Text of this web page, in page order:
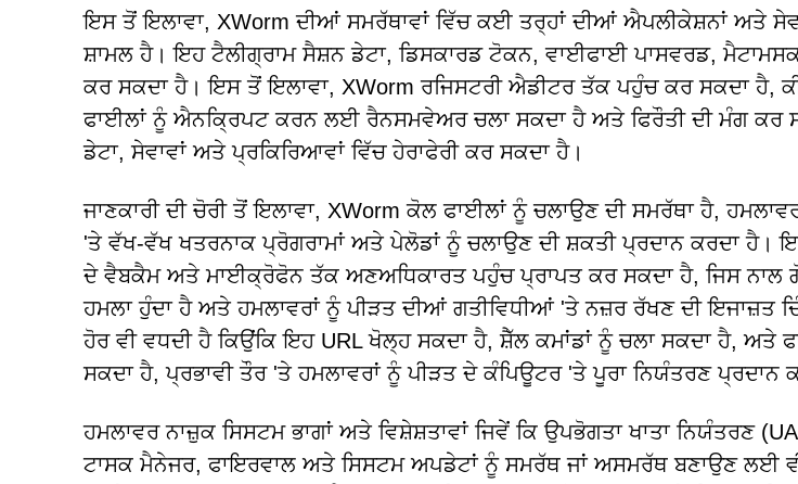
ਇਸ ਤੋਂ ਇਲਾਵਾ, XWorm ਦੀਆਂ ਸਮਰੱਥਾਵਾਂ ਵਿੱਚ ਕਈ ਤਰ੍ਹਾਂ ਦੀਆਂ ਐਪਲੀਕੇਸ਼ਨਾਂ ਅਤੇ
ਸ਼ਾਮਲ ਹੈ। ਇਹ ਟੈਲੀਗ੍ਰਾਮ ਸੈਸ਼ਨ ਡੇਟਾ, ਡਿਸਕਾਰਡ ਟੋਕਨ, ਵਾਈਫਾਈ ਪਾਸਵਰਡ,
ਕਰ ਸਕਦਾ ਹੈ। ਇਸ ਤੋਂ ਇਲਾਵਾ, XWorm ਰਜਿਸਟਰੀ ਐਡੀਟਰ ਤੱਕ ਪਹੁੰਚ ਕਰ ਸਕਦਾ ਹੈ,
ਫਾਈਲਾਂ ਨੂੰ ਐਨਕ੍ਰਿਪਟ ਕਰਨ ਲਈ ਰੈਨਸਮਵੇਅਰ ਚਲਾ ਸਕਦਾ ਹੈ ਅਤੇ ਫਿਰੌਤੀ ਦੀ ਮੰਗ ਕਰ
ਡੇਟਾ, ਸੇਵਾਵਾਂ ਅਤੇ ਪ੍ਰਕਿਰਿਆਵਾਂ ਵਿੱਚ ਹੇਰਾਫੇਰੀ ਕਰ ਸਕਦਾ ਹੈ।
ਜਾਣਕਾਰੀ ਦੀ ਚੋਰੀ ਤੋਂ ਇਲਾਵਾ, XWorm ਕੋਲ ਫਾਈਲਾਂ ਨੂੰ ਚਲਾਉਣ ਦੀ ਸਮਰੱਥਾ ਹੈ,
'ਤੇ ਵੱਖ-ਵੱਖ ਖਤਰਨਾਕ ਪ੍ਰੋਗਰਾਮਾਂ ਅਤੇ ਪੇਲੋਡਾਂ ਨੂੰ ਚਲਾਉਣ ਦੀ ਸ਼ਕਤੀ ਪ੍ਰਦਾਨ ਕਰਦਾ ਹੈ।
ਦੇ ਵੈਬਕੈਮ ਅਤੇ ਮਾਈਕ੍ਰੋਫੋਨ ਤੱਕ ਅਣਅਧਿਕਾਰਤ ਪਹੁੰਚ ਪ੍ਰਾਪਤ ਕਰ ਸਕਦਾ ਹੈ, ਜਿਸ ਨਾਲ
ਹਮਲਾ ਹੁੰਦਾ ਹੈ ਅਤੇ ਹਮਲਾਵਰਾਂ ਨੂੰ ਪੀੜਤ ਦੀਆਂ ਗਤੀਵਿਧੀਆਂ 'ਤੇ ਨਜ਼ਰ ਰੱਖਣ ਦੀ ਇਜਾਜ਼ਤ
ਹੋਰ ਵੀ ਵਧਦੀ ਹੈ ਕਿਉਂਕਿ ਇਹ URL ਖੋਲ੍ਹ ਸਕਦਾ ਹੈ, ਸ਼ੈੱਲ ਕਮਾਂਡਾਂ ਨੂੰ ਚਲਾ ਸਕਦਾ ਹੈ, ਅਤੇ
ਸਕਦਾ ਹੈ, ਪ੍ਰਭਾਵੀ ਤੌਰ 'ਤੇ ਹਮਲਾਵਰਾਂ ਨੂੰ ਪੀੜਤ ਦੇ ਕੰਪਿਊਟਰ 'ਤੇ ਪੂਰਾ ਨਿਯੰਤਰਣ ਪ੍ਰਦਾਨ
ਹਮਲਾਵਰ ਨਾਜ਼ੁਕ ਸਿਸਟਮ ਭਾਗਾਂ ਅਤੇ ਵਿਸ਼ੇਸ਼ਤਾਵਾਂ ਜਿਵੇਂ ਕਿ ਉਪਭੋਗਤਾ ਖਾਤਾ ਨਿਯੰਤਰਣ
ਟਾਸਕ ਮੈਨੇਜਰ, ਫਾਇਰਵਾਲ ਅਤੇ ਸਿਸਟਮ ਅਪਡੇਟਾਂ ਨੂੰ ਸਮਰੱਥ ਜਾਂ ਅਸਮਰੱਥ ਬਣਾਉਣ ਲਈ